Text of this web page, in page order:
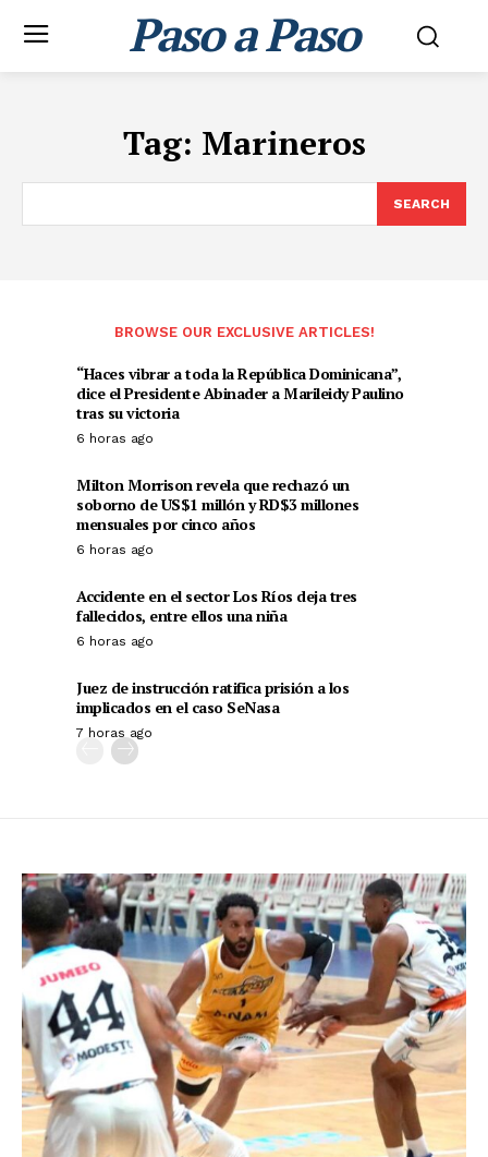
Paso a Paso
Tag: Marineros
SEARCH
BROWSE OUR EXCLUSIVE ARTICLES!
“Haces vibrar a toda la República Dominicana”,
dice el Presidente Abinader a Marileidy Paulino
tras su victoria
6 horas ago
Milton Morrison revela que rechazó un
soborno de US$1 millón y RD$3 millones
mensuales por cinco años
6 horas ago
Accidente en el sector Los Ríos deja tres
fallecidos, entre ellos una niña
6 horas ago
Juez de instrucción ratifica prisión a los
implicados en el caso SeNasa
7 horas ago